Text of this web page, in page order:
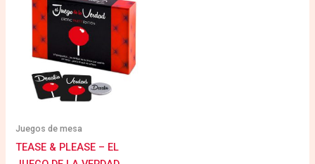
Juegos de mesa
TEASE & PLEASE – EL